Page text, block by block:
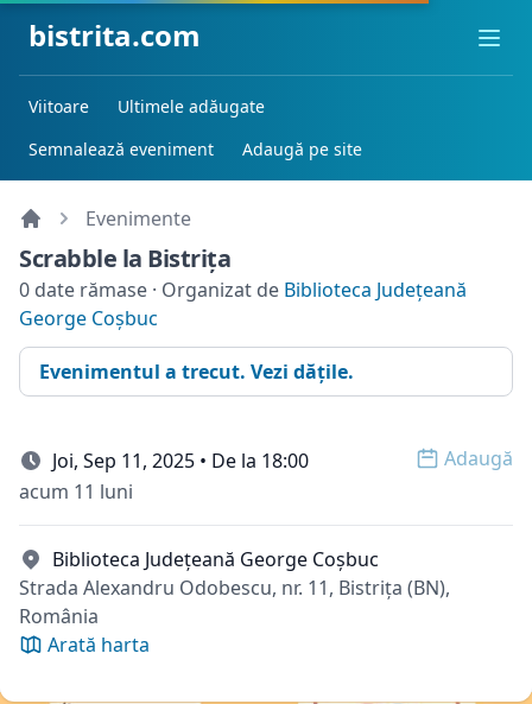
bistrita.com
Viitoare
Ultimele adăugate
Semnalează eveniment
Adaugă pe site
Evenimente
Scrabble la Bistriţa
0 date rămase · Organizat de Biblioteca Județeană
George Coșbuc
Evenimentul a trecut. Vezi dățile.
Joi, Sep 11, 2025 • De la 18:00 Open
Adaugă
acum 11 luni
Biblioteca Județeană George Coșbuc
Strada Alexandru Odobescu, nr. 11, Bistrița (BN),
România
Arată harta